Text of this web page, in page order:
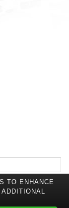
TO ENHANCE